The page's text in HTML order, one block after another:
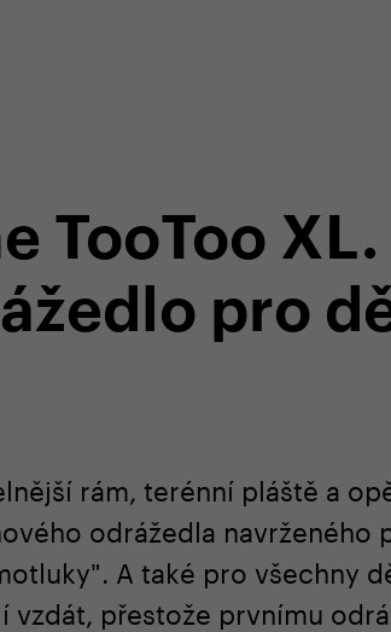
TooToo
pro
rám, terénní pláště a
odrážedla navrženého
A také pro všechny
přestože prvnímu